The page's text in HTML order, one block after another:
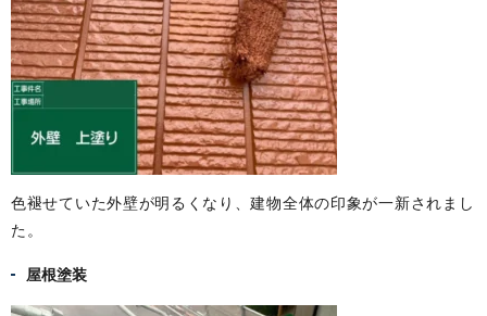
色褪せていた外壁が明るくなり、建物全体の印象が一新されまし
た。
屋根塗装